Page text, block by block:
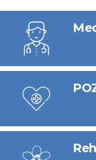
Usługi